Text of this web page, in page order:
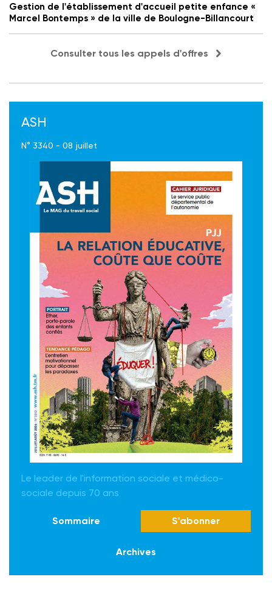
Gestion de l'établissement d'accueil petite enfance «
Marcel Bontemps » de la ville de Boulogne-Billancourt
Consulter tous les appels d'offres
ASH
N° 3340 - 08 juillet
Le leader de l'information sociale et médico-
sociale depuis 70 ans
Sommaire S'abonner
Archives